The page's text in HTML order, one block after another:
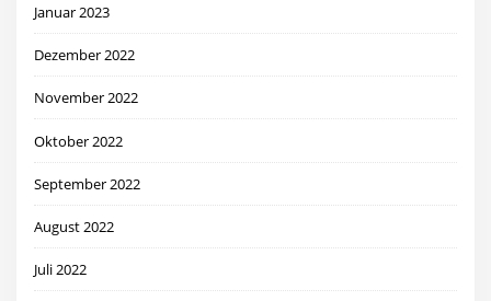
Januar 2023
Dezember 2022
November 2022
Oktober 2022
September 2022
August 2022
Juli 2022